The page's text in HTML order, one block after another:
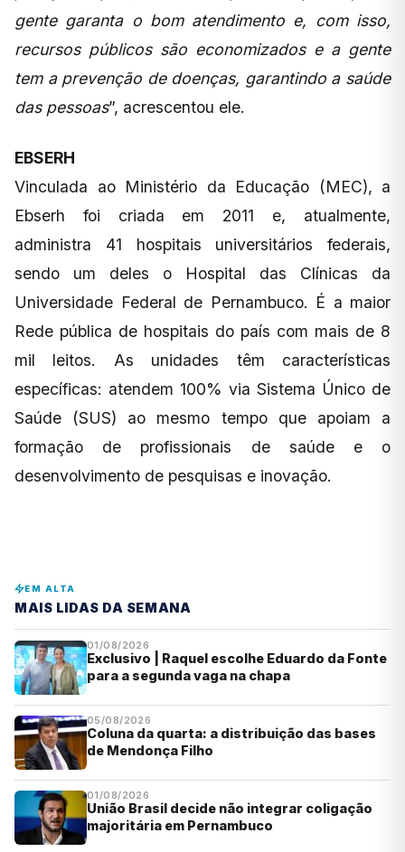
gente garanta o bom atendimento e, com isso,
recursos públicos são economizados e a gente
tem a prevenção de doenças, garantindo a saúde
das pessoas”, acrescentou ele.
EBSERH
Vinculada ao Ministério da Educação (MEC), a
Ebserh foi criada em 2011 e, atualmente,
administra 41 hospitais universitários federais,
sendo um deles o Hospital das Clínicas da
Universidade Federal de Pernambuco. É a maior
Rede pública de hospitais do país com mais de 8
mil leitos. As unidades têm características
específicas: atendem 100% via Sistema Único de
Saúde (SUS) ao mesmo tempo que apoiam a
formação de profissionais de saúde e o
desenvolvimento de pesquisas e inovação.
EM ALTA
MAIS LIDAS DA SEMANA
01/08/2026
Exclusivo | Raquel escolhe Eduardo da Fonte
para a segunda vaga na chapa
05/08/2026
Coluna da quarta: a distribuição das bases
de Mendonça Filho
01/08/2026
União Brasil decide não integrar coligação
majoritária em Pernambuco